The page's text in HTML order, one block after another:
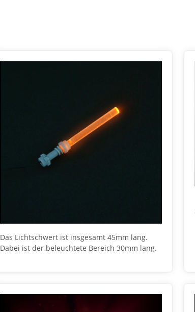
Das Lichtschwert ist insgesamt 45mm lang.
Dabei ist der beleuchtete Bereich 30mm lang.